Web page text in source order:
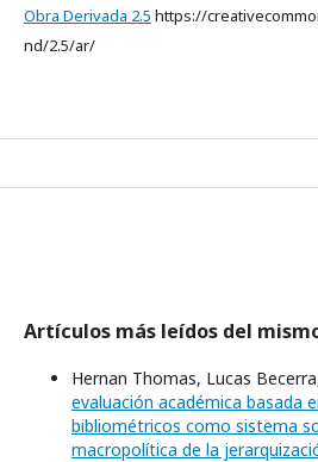
Obra Derivada 2.5 https://
nd/2.5/ar/
Artículos más leídos del
Hernan Thomas, Lucas
evaluación académica basada
bibliométricos como sistema
macropolítica de la